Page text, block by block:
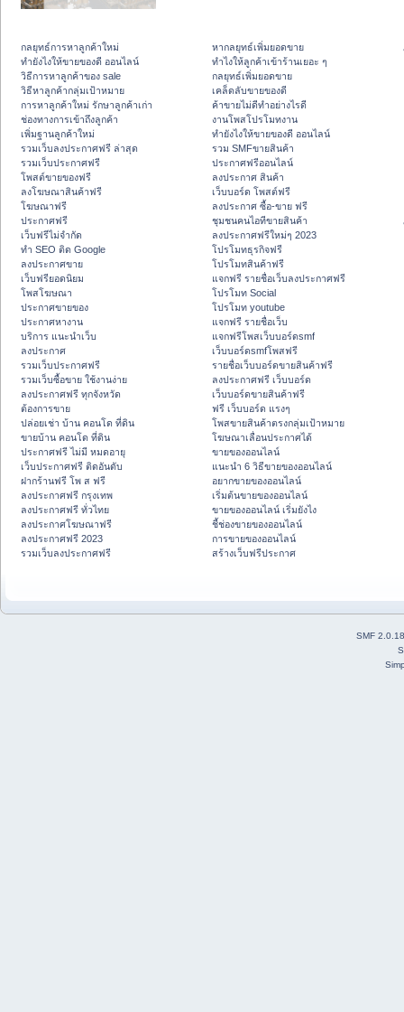
กลยุทธ์การหาลูกค้าใหม่
ทํายังไงให้ขายของดี ออนไลน์
วิธีการหาลูกค้าของ sale
วิธีหาลูกค้ากลุ่มเป้าหมาย
การหาลูกค้าใหม่ รักษาลูกค้าเก่า
ช่องทางการเข้าถึงลูกค้า
เพิ่มฐานลูกค้าใหม่
รวมเว็บลงประกาศฟรี ล่าสุด
รวมเว็บประกาศฟรี
โพสต์ขายของฟรี
ลงโฆษณาสินค้าฟรี
โฆษณาฟรี
ประกาศฟรี
เว็บฟรีไม่จำกัด
ทำ SEO ติด Google
ลงประกาศขาย
เว็บฟรียอดนิยม
โพสโฆษณา
ประกาศขายของ
ประกาศหางาน
บริการ แนะนำเว็บ
ลงประกาศ
รวมเว็บประกาศฟรี
รวมเว็บซื้อขาย ใช้งานง่าย
ลงประกาศฟรี ทุกจังหวัด
ต้องการขาย
ปล่อยเช่า บ้าน คอนโด ที่ดิน
ขายบ้าน คอนโด ที่ดิน
ประกาศฟรี ไม่มี หมดอายุ
เว็บประกาศฟรี ติดอันดับ
ฝากร้านฟรี โพ ส ฟรี
ลงประกาศฟรี กรุงเทพ
ลงประกาศฟรี ทั่วไทย
ลงประกาศโฆษณาฟรี
ลงประกาศฟรี 2023
รวมเว็บลงประกาศฟรี
หากลยุทธ์เพิ่มยอดขาย
ทําไงให้ลูกค้าเข้าร้านเยอะ ๆ
กลยุทธ์เพิ่มยอดขาย
เคล็ดลับขายของดี
ค้าขายไม่ดีทำอย่างไรดี
งานโพสโปรโมทงาน
ทํายังไงให้ขายของดี ออนไลน์
รวม SMFขายสินค้า
ประกาศฟรีออนไลน์
ลงประกาศ สินค้า
เว็บบอร์ด โพสต์ฟรี
ลงประกาศ ซื้อ-ขาย ฟรี
ชุมชนคนไอทีขายสินค้า
ลงประกาศฟรีใหม่ๆ 2023
โปรโมทธุรกิจฟรี
โปรโมทสินค้าฟรี
แจกฟรี รายชื่อเว็บลงประกาศฟรี
โปรโมท Social
โปรโมท youtube
แจกฟรี รายชื่อเว็บ
แจกฟรีโพสเว็บบอร์ดsmf
เว็บบอร์ดsmfโพสฟรี
รายชื่อเว็บบอร์ดขายสินค้าฟรี
ลงประกาศฟรี เว็บบอร์ด
เว็บบอร์ดขายสินค้าฟรี
ฟรี เว็บบอร์ด แรงๆ
โพสขายสินค้าตรงกลุ่มเป้าหมาย
โฆษณาเลื่อนประกาศได้
ขายของออนไลน์
แนะนำ 6 วิธีขายของออนไลน์
อยากขายของออนไลน์
เริ่มต้นขายของออนไลน์
ขายของออนไลน์ เริ่มยังไง
ชี้ช่องขายของออนไลน์
การขายของออนไลน์
สร้างเว็บฟรีประกาศ
SMF 2.0.18